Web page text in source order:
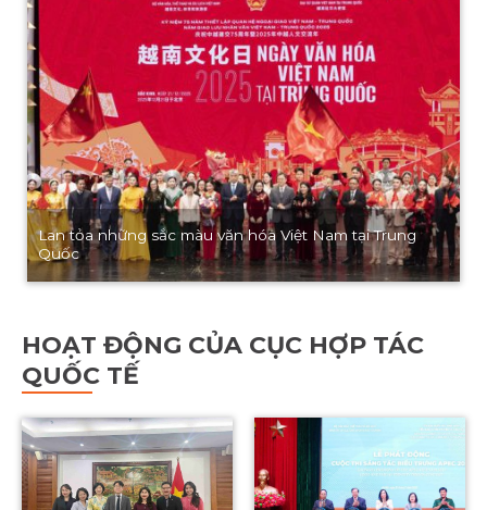
Lan tỏa những sắc màu văn hóa Việt Nam tại Trung
Quốc
HOẠT ĐỘNG CỦA CỤC HỢP TÁC
QUỐC TẾ